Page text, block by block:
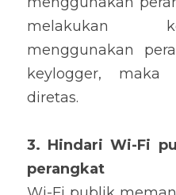
melakukan
menggunakan
keylogger,
diretas.
3. Hindari Wi-Fi
perangkat